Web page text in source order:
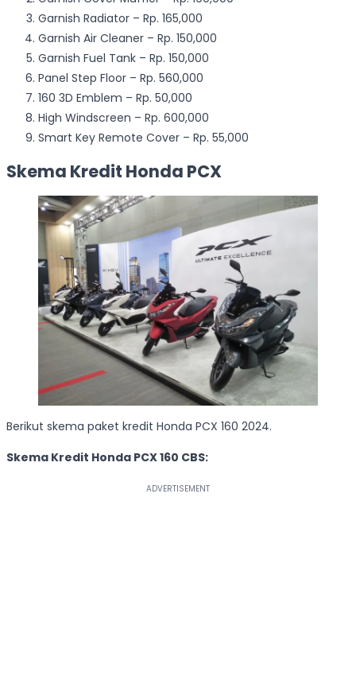
Garnish Radiator – Rp. 165,000
Garnish Air Cleaner – Rp. 150,000
Garnish Fuel Tank – Rp. 150,000
Panel Step Floor – Rp. 560,000
160 3D Emblem – Rp. 50,000
High Windscreen – Rp. 600,000
Smart Key Remote Cover – Rp. 55,000
Skema Kredit Honda PCX
Berikut skema paket kredit Honda PCX 160 2024.
Skema Kredit Honda PCX 160 CBS: